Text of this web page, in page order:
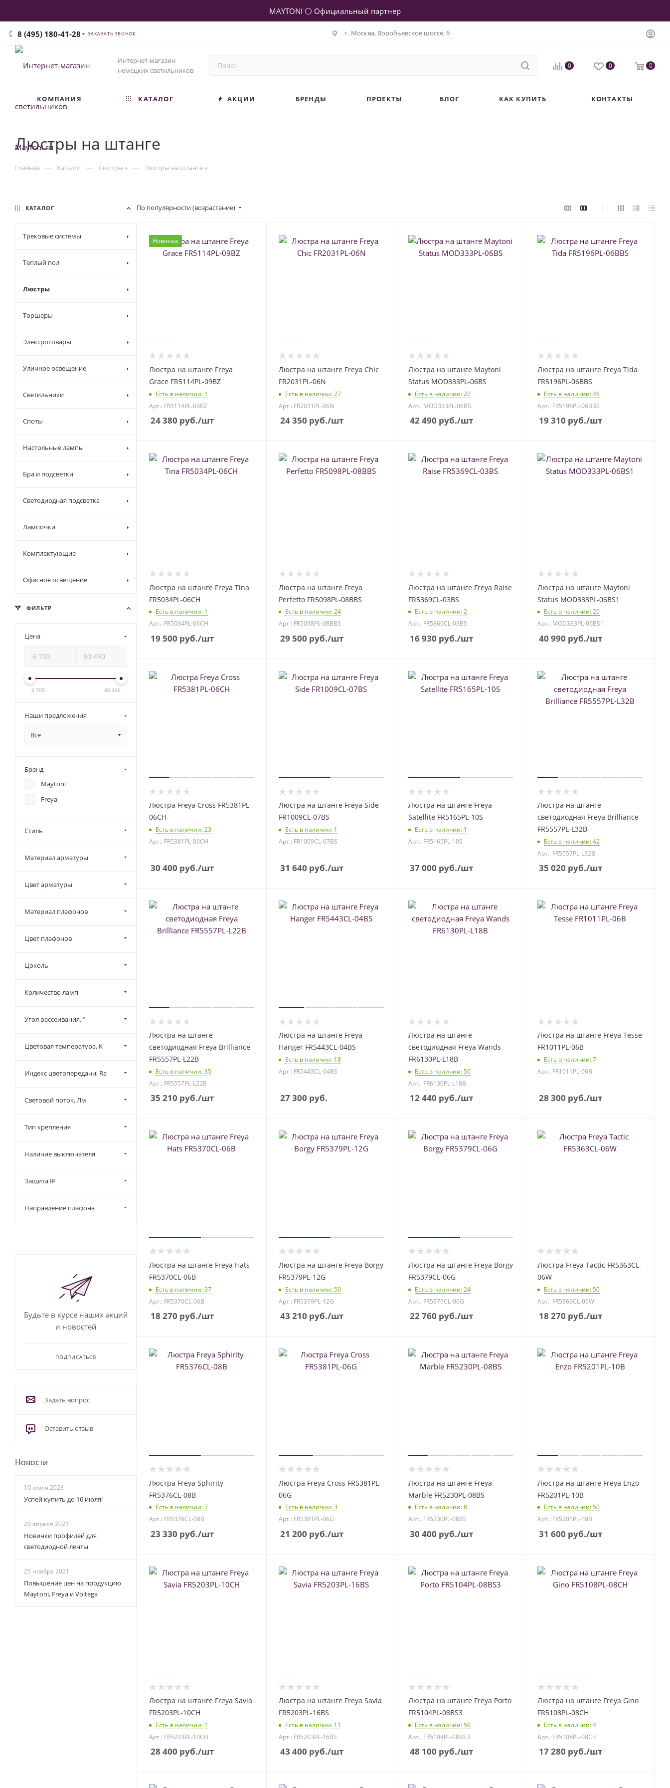
MAYTONI ⚪ Официальный партнер
8 (495) 180-41-28 ЗАКАЗАТЬ ЗВОНОК г. Москва, Воробьевское шоссе, 6
Интернет-магазин
немецких светильников
0 0 0
КОМПАНИЯ КАТАЛОГ АКЦИИ БРЕНДЫ ПРОЕКТЫ БЛОГ КАК КУПИТЬ КОНТАКТЫ
Люстры на штанге
Главная — Каталог — Люстры — Люстры на штанге
По популярности (возрастание)
Новинка
Люстра на штанге Freya
Grace FR5114PL-09BZ
Есть в наличии: 1
Арт.: FR5114PL-09BZ
24 380 руб./шт
Люстра на штанге Freya Chic
FR2031PL-06N
Есть в наличии: 27
Арт.: FR2031PL-06N
24 350 руб./шт
Люстра на штанге Maytoni
Status MOD333PL-06BS
Есть в наличии: 22
Арт.: MOD333PL-06BS
42 490 руб./шт
Люстра на штанге Freya Tida
FR5196PL-06BBS
Есть в наличии: 46
Арт.: FR5196PL-06BBS
19 310 руб./шт
Люстра на штанге Freya Tina
FR5034PL-06CH
Есть в наличии: 1
Арт.: FR5034PL-06CH
19 500 руб./шт
Люстра на штанге Freya
Perfetto FR5098PL-08BBS
Есть в наличии: 24
Арт.: FR5098PL-08BBS
29 500 руб./шт
Люстра на штанге Freya Raise
FR5369CL-03BS
Есть в наличии: 2
Арт.: FR5369CL-03BS
16 930 руб./шт
Люстра на штанге Maytoni
Status MOD333PL-06BS1
Есть в наличии: 26
Арт.: MOD333PL-06BS1
40 990 руб./шт
Люстра Freya Cross FR5381PL-
06CH
Есть в наличии: 23
Арт.: FR5381PL-06CH
30 400 руб./шт
Люстра на штанге Freya Side
FR1009CL-07BS
Есть в наличии: 1
Арт.: FR1009CL-07BS
31 640 руб./шт
Люстра на штанге Freya
Satellite FR5165PL-10S
Есть в наличии: 1
Арт.: FR5165PL-10S
37 000 руб./шт
Люстра на штанге
светодиодная Freya Brilliance
FR5557PL-L32B
Есть в наличии: 42
Арт.: FR5557PL-L32B
35 020 руб./шт
Люстра на штанге
светодиодная Freya Brilliance
FR5557PL-L22B
Есть в наличии: 35
Арт.: FR5557PL-L22B
35 210 руб./шт
Люстра на штанге Freya
Hanger FR5443CL-04BS
Есть в наличии: 18
Арт.: FR5443CL-04BS
27 300 руб.
Люстра на штанге
светодиодная Freya Wands
FR6130PL-L18B
Есть в наличии: 50
Арт.: FR6130PL-L18B
12 440 руб./шт
Люстра на штанге Freya Tesse
FR1011PL-06B
Есть в наличии: 7
Арт.: FR1011PL-06B
28 300 руб./шт
Люстра на штанге Freya Hats
FR5370CL-06B
Есть в наличии: 37
Арт.: FR5370CL-06B
18 270 руб./шт
Люстра на штанге Freya Borgy
FR5379PL-12G
Есть в наличии: 50
Арт.: FR5379PL-12G
43 210 руб./шт
Люстра на штанге Freya Borgy
FR5379CL-06G
Есть в наличии: 24
Арт.: FR5379CL-06G
22 760 руб./шт
Люстра Freya Tactic FR5363CL-
06W
Есть в наличии: 50
Арт.: FR5363CL-06W
18 270 руб./шт
Люстра Freya Sphirity
FR5376CL-08B
Есть в наличии: 7
Арт.: FR5376CL-08B
23 330 руб./шт
Люстра Freya Cross FR5381PL-
06G
Есть в наличии: 3
Арт.: FR5381PL-06G
21 200 руб./шт
Люстра на штанге Freya
Marble FR5230PL-08BS
Есть в наличии: 8
Арт.: FR5230PL-08BS
30 400 руб./шт
Люстра на штанге Freya Enzo
FR5201PL-10B
Есть в наличии: 50
Арт.: FR5201PL-10B
31 600 руб./шт
Люстра на штанге Freya Savia
FR5203PL-10CH
Есть в наличии: 1
Арт.: FR5203PL-10CH
28 400 руб./шт
Люстра на штанге Freya Savia
FR5203PL-16BS
Есть в наличии: 11
Арт.: FR5203PL-16BS
43 400 руб./шт
Люстра на штанге Freya Porto
FR5104PL-08BS3
Есть в наличии: 50
Арт.: FR5104PL-08BS3
48 100 руб./шт
Люстра на штанге Freya Gino
FR5108PL-08CH
Есть в наличии: 4
Арт.: FR5108PL-08CH
17 280 руб./шт
КАТАЛОГ
Трековые системы
Теплый пол
Люстры
Торшеры
Электротовары
Уличное освещение
Светильники
Споты
Настольные лампы
Бра и подсветки
Светодиодная подсветка
Лампочки
Комплектующие
Офисное освещение
ФИЛЬТР
Цена
6 700 80 490
Наши предложения
Все
Бренд
Maytoni
Freya
Стиль
Материал арматуры
Цвет арматуры
Материал плафонов
Цвет плафонов
Цоколь
Количество ламп
Угол рассеивания, °
Цветовая температура, К
Индекс цветопередачи, Ra
Световой поток, Лм
Тип крепления
Наличие выключателя
Защита IP
Направление плафона
Будьте в курсе наших акций
и новостей
ПОДПИСАТЬСЯ
Задать вопрос
Оставить отзыв
Новости
10 июля 2023
Успей купить до 16 июля!
20 апреля 2023
Новинки профилей для
светодиодной ленты
25 ноября 2021
Повышение цен на продукцию
Maytoni, Freya и Voltega